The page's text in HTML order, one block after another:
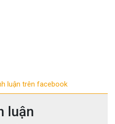
luận trên facebook
luận